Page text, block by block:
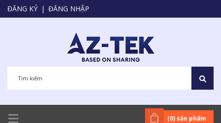
ĐĂNG KÝ | ĐĂNG NHẬP
(0) sản phẩm